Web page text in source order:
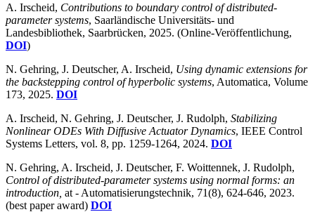
A. Irscheid, Contributions to boundary control of distributed-
parameter systems, Saarländische Universitäts- und
Landesbibliothek, Saarbrücken, 2025. (Online-Veröffentlichung,
DOI)
N. Gehring, J. Deutscher, A. Irscheid, Using dynamic extensions for
the backstepping control of hyperbolic systems, Automatica, Volume
173, 2025. DOI
A. Irscheid, N. Gehring, J. Deutscher, J. Rudolph, Stabilizing
Nonlinear ODEs With Diffusive Actuator Dynamics, IEEE Control
Systems Letters, vol. 8, pp. 1259-1264, 2024. DOI
N. Gehring, A. Irscheid, J. Deutscher, F. Woittennek, J. Rudolph,
Control of distributed-parameter systems using normal forms: an
introduction, at - Automatisierungstechnik, 71(8), 624-646, 2023.
(best paper award) DOI